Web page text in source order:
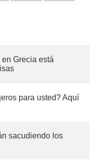
Grecia está
para usted? Aquí
sacudiendo los